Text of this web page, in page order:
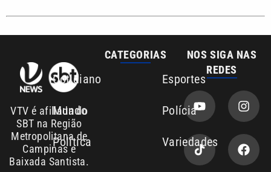
Anuncie agora com a emissora VTV SBT
Área de cobertura que a VTV SBT acompanha: